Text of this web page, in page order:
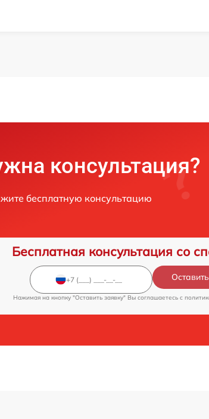
консультация?
бесплатную консультацию
Бесплатная консультация со
Нажимая на кнопку "Оставить заявку" Вы соглашаетесь c